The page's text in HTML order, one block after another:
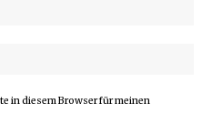
in diesem Browser für meinen